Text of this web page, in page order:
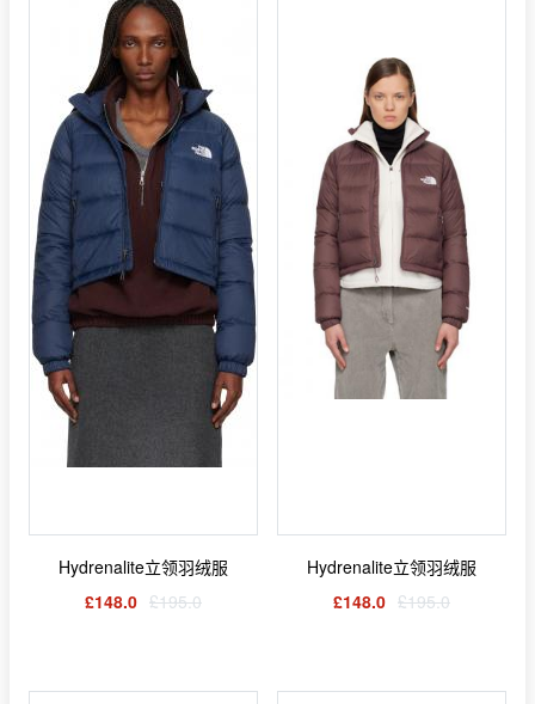
Hydrenalite立领羽绒服
£148.0 £195.0
Hydrenalite立领羽绒服
£148.0 £195.0